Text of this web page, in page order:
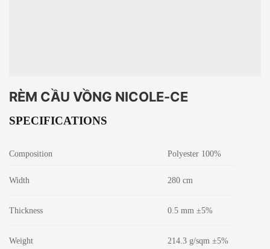
RÈM CẦU VỒNG NICOLE-CE
SPECIFICATIONS
Composition Polyester 100%
Width 280 cm
Thickness 0.5 mm ±5%
Weight 214.3 g/sqm ±5%